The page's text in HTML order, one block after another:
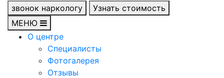
звонок наркологу
Узнать стоимость
МЕНЮ
О центре
Специалисты
Фотогалерея
Отзывы